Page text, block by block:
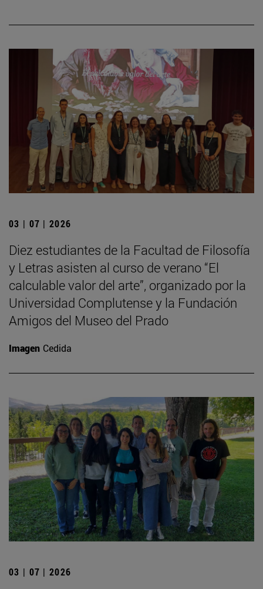
03 | 07 | 2026
Diez estudiantes de la Facultad de Filosofía
y Letras asisten al curso de verano “El
calculable valor del arte”, organizado por la
Universidad Complutense y la Fundación
Amigos del Museo del Prado
Imagen Cedida
03 | 07 | 2026